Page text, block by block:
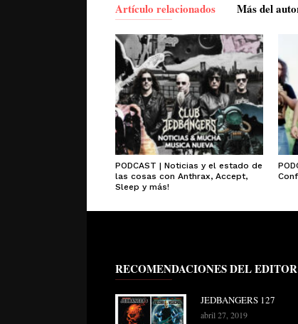
Artículo relacionados Más del
PODCAST | Noticias y el estado de
las cosas con Anthrax, Accept,
Sleep y más!
RECOMENDACIONES DEL EDITOR
JEDBANGERS 127
abril 27, 2019